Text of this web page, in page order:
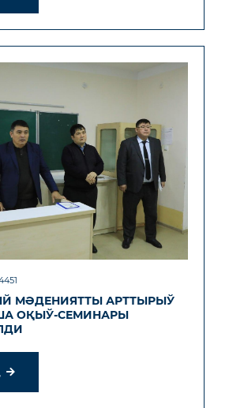
МӘДЕНИЯТТЫ АРТТЫРЫЎ
ОҚЫЎ-СЕМИНАРЫ